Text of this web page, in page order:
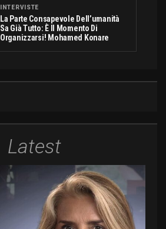
INTERVISTE
La Parte Consapevole Dell’umanità
Sa Già Tutto: È Il Momento Di
Organizzarsi! Mohamed Konare
Latest